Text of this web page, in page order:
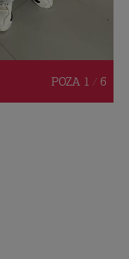
POZA 1 / 6